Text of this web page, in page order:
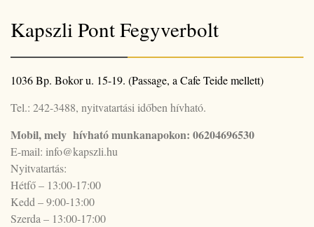
Kapszli Pont Fegyverbolt
1036 Bp. Bokor u. 15-19. (Passage, a Cafe Teide mellett)
Tel.: 242-3488, nyitvatartási időben hívható.
Mobil, mely hívható munkanapokon: 06204696530
E-mail: info@kapszli.hu
Nyitvatartás:
Hétfő – 13:00-17:00
Kedd – 9:00-13:00
Szerda – 13:00-17:00